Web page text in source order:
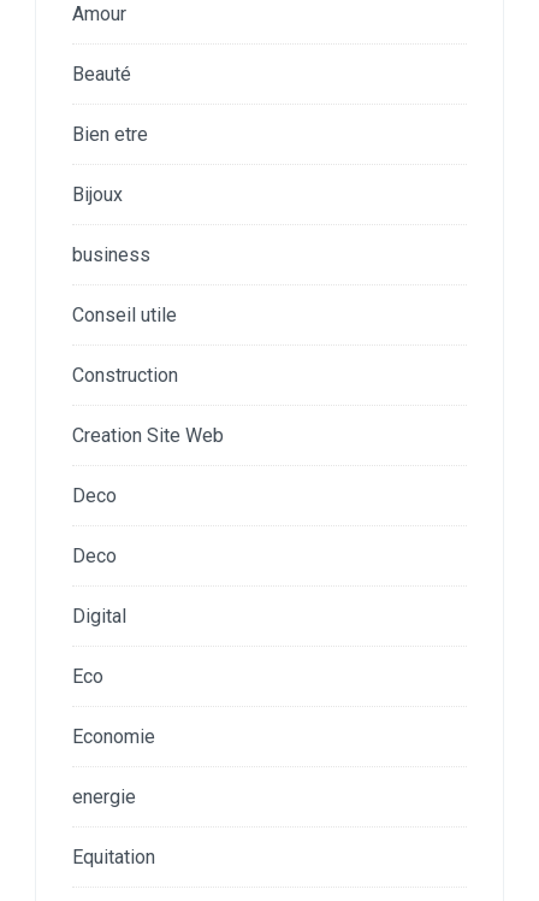
Amour
Beauté
Bien etre
Bijoux
business
Conseil utile
Construction
Creation Site Web
Deco
Deco
Digital
Eco
Economie
energie
Equitation